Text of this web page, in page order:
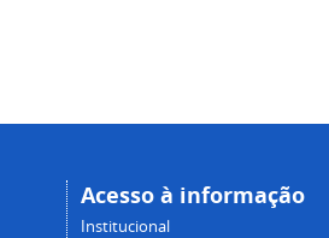
Acesso à informação
Institucional